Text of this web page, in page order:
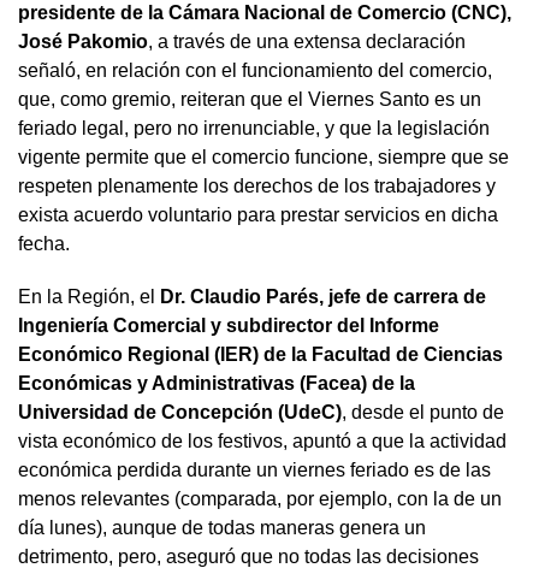
presidente de la Cámara Nacional de Comercio (CNC),
José Pakomio, a través de una extensa declaración
señaló, en relación con el funcionamiento del comercio,
que, como gremio, reiteran que el Viernes Santo es un
feriado legal, pero no irrenunciable, y que la legislación
vigente permite que el comercio funcione, siempre que se
respeten plenamente los derechos de los trabajadores y
exista acuerdo voluntario para prestar servicios en dicha
fecha.
En la Región, el
Dr. Claudio Parés, jefe de carrera de
Ingeniería Comercial y subdirector del Informe
Económico Regional (IER) de la Facultad de Ciencias
Económicas y Administrativas (Facea) de la
Universidad de Concepción (UdeC), desde el punto de
vista económico de los festivos, apuntó a que la actividad
económica perdida durante un viernes feriado es de las
menos relevantes (comparada, por ejemplo, con la de un
día lunes), aunque de todas maneras genera un
detrimento, pero, aseguró que no todas las decisiones